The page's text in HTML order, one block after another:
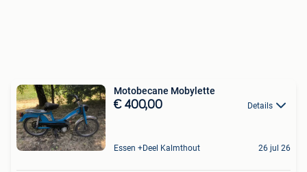
Motobecane Mobylette
€ 400,00 Details
Essen +Deel Kalmthout 26 jul 26